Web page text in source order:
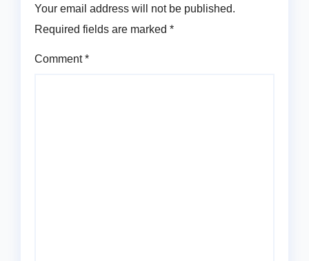
Your email address will not be published.
Required fields are marked *
Comment*